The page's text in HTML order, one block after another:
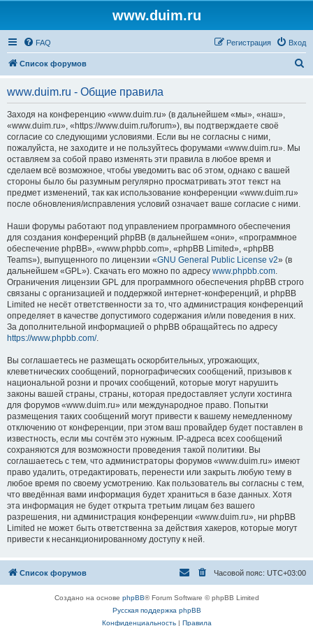
www.duim.ru
FAQ Вход
Регистрация
Список форумов
www.duim.ru - Общие правила
Заходя на конференцию «www.duim.ru» (в дальнейшем «мы», «наш»,
«www.duim.ru», «https://www.duim.ru/forum»), вы подтверждаете своё
согласие со следующими условиями. Если вы не согласны с ними,
пожалуйста, не заходите и не пользуйтесь форумами «www.duim.ru». Мы
оставляем за собой право изменять эти правила в любое время и
сделаем всё возможное, чтобы уведомить вас об этом, однако с вашей
стороны было бы разумным регулярно просматривать этот текст на
предмет изменений, так как использование конференции «www.duim.ru»
после обновления/исправления условий означает ваше согласие с ними.
Наши форумы работают под управлением программного обеспечения
для создания конференций phpBB (в дальнейшем «они», «программное
обеспечение phpBB», «www.phpbb.com», «phpBB Limited», «phpBB
Teams»), выпущенного по лицензии «GNU General Public License v2» (в
дальнейшем «GPL»). Скачать его можно по адресу www.phpbb.com.
Ограничения лицензии GPL для программного обеспечения phpBB строго
связаны с организацией и поддержкой интернет-конференций, и phpBB
Limited не несёт ответственности за то, что администрация конференций
определяет в качестве допустимого содержания и/или поведения в них.
За дополнительной информацией о phpBB обращайтесь по адресу
https://www.phpbb.com/.
Вы соглашаетесь не размещать оскорбительных, угрожающих,
клеветнических сообщений, порнографических сообщений, призывов к
национальной розни и прочих сообщений, которые могут нарушить
законы вашей страны, страны, которая предоставляет услуги хостинга
для форумов «www.duim.ru» или международное право. Попытки
размещения таких сообщений могут привести к вашему немедленному
отключению от конференции, при этом ваш провайдер будет поставлен в
известность, если мы сочтём это нужным. IP-адреса всех сообщений
сохраняются для возможности проведения такой политики. Вы
соглашаетесь с тем, что администраторы форумов «www.duim.ru» имеют
право удалить, отредактировать, перенести или закрыть любую тему в
любое время по своему усмотрению. Как пользователь вы согласны с тем,
что введённая вами информация будет храниться в базе данных. Хотя
эта информация не будет открыта третьим лицам без вашего
разрешения, ни администрация конференции «www.duim.ru», ни phpBB
Limited не может быть ответственна за действия хакеров, которые могут
привести к несанкционированному доступу к ней.
Список форумов Часовой пояс: UTC+03:00
Создано на основе phpBB® Forum Software © phpBB Limited
Русская поддержка phpBB
Конфиденциальность| Правила